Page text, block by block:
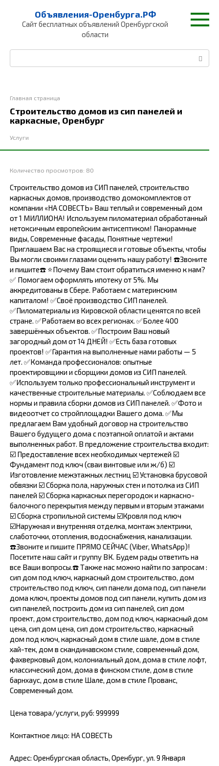
контенту
Объявления-Оренбурга.РФ
Сайт бесплатных объявлений Оренбургской
области
Главная страница
Строительство домов из сип панелей и
каркасные, Оренбург
Услуги
Количество просмотров: 80
Строительство домов из СИП панелей, строительство
каркасных домов, производство домокомплектов от
компании «НА СОВЕСТЬ» Ваш теплый и современный дом
от 1 МИЛЛИОНА! Используем пиломатериал обработанный
нетоксичным европейским антисептиком! ️Панорамные
виды, Современные фасады, Понятные чертежи!
Приглашаем Вас на строящиеся и готовые объекты, чтобы
Вы могли своими глазами оценить нашу работу! ☎️Звоните
и пишите☎️ ⭐️Почему Вам стоит обратиться именно к нам?
✅ Помогаем оформлять ипотеку от 5%. Мы
аккредитованы в Сбере. Работаем с материнским
капиталом! ✅Своё производство СИП панелей.
✅Пиломатериалы из Кировской области ценятся по всей
стране. ✅Работаем во всех регионах. ✅Более 400
завершённых объектов. ✅Построим Ваш новый
загородный дом от 14 ДНЕЙ! ✅Есть база готовых
проектов! ✅Гарантия на выполненные нами работы — 5
лет. ✅Команда профессионалов: опытные
проектировщики и сборщики домов из СИП панелей.
✅Используем только профессиональный инструмент и
качественные строительные материалы. ✅Соблюдаем все
нормы и правила сборки домов из СИП панелей. ✅Фото и
видеоотчет со стройплощадки Вашего дома. ✅Мы
предлагаем Вам удобный договор на строительство
Вашего будущего дома с поэтапной оплатой и актами
выполненных работ. В предложение строительства входит:
☑️ Предоставление всех необходимых чертежей ☑️
Фундамент под ключ (сваи винтовые или ж/б) ☑️
Изготовление межэтажных лестниц ☑️ Установка брусовой
обвязки ☑️ Сборка пола, наружных стен и потолка из СИП
панелей ☑️ Сборка каркасных перегородок и каркасно-
балочного перекрытия между первым и вторым этажами
☑️ Сборка стропильной системы ☑️Кровля под ключ
☑️Наружная и внутренняя отделка, монтаж электрики,
слаботочки, отопления, водоснабжения, канализации.
☎️Звоните и пишите ПРЯМО СЕЙЧАС (Viber, WhatsApp)!
Посетите наш сайт и группу ВК. Будем рады ответить на
все Ваши вопросы.☎️ Также нас можно найти по запросам :
сип дом под ключ, каркасный дом строительство, дом
строительство под ключ, сип панели дома под, сип панели
дома ключ, проекты домов под сип панели, купить дом из
сип панелей, построить дом из сип панелей, сип дом
проект, дом строительство, дом под ключ, каркасный дом
цена, сип дом цена, сип дом строительство, каркасный
дом под ключ, каркасный дом в стиле шале, дом в стиле
хай-тек, дом в скандинавском стиле, современный дом,
фахверковый дом, колониальный дом, дома в стиле лофт,
классический дом, дома в финском стиле, дом в стиле
барнхаус, дом в стиле Шале, дом в стиле Прованс,
Современный дом.
Цена товара/услуги, руб: 999999
Контактное лицо: НА СОВЕСТЬ
Адрес: Оренбургская область, Оренбург, ул. 9 Января